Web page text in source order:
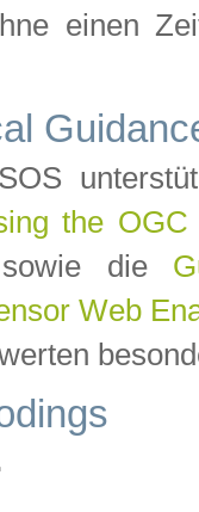
einen
the
die
Web